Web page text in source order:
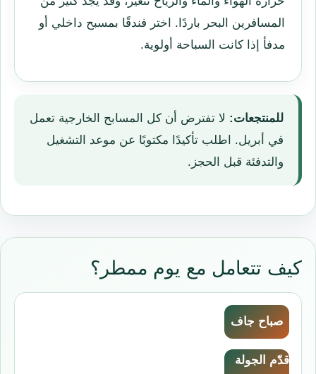
المسافرين البحر باردًا. اختر فندقًا بمسبح داخلي أو
مدفأ إذا كانت السباحة أولوية.
للمنتجعات: لا تفترض أن كل المسابح الخارجية تعمل
في أبريل. اطلب تأكيدًا مكتوبًا عن موعد التشغيل
والتدفئة قبل الحجز.
كيف تتعامل مع يوم ممطر؟
صباح جاف
قدّم الجولة